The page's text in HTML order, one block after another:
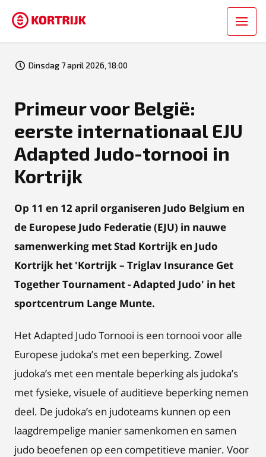
Dinsdag 7 april 2026, 18:00
Primeur voor België:
eerste internationaal EJU
Adapted Judo-tornooi in
Kortrijk
Op 11 en 12 april organiseren Judo Belgium en
de Europese Judo Federatie (EJU) in nauwe
samenwerking met Stad Kortrijk en Judo
Kortrijk het 'Kortrijk – Triglav Insurance Get
Together Tournament - Adapted Judo' in het
sportcentrum Lange Munte.
Het Adapted Judo Tornooi is een tornooi voor alle
Europese judoka’s met een beperking. Zowel
judoka’s met een mentale beperking als judoka’s
met fysieke, visuele of auditieve beperking nemen
deel. De judoka’s en judoteams kunnen op een
laagdrempelige manier samenkomen en samen
judo beoefenen op een competitieve manier. Voor